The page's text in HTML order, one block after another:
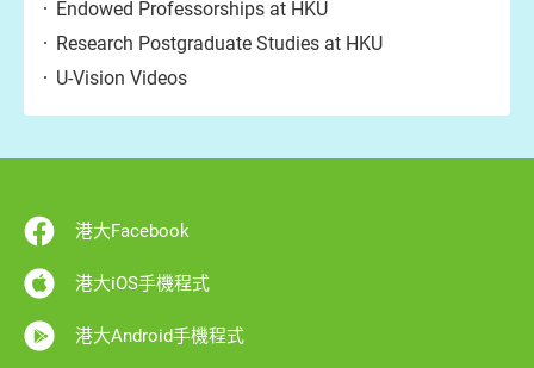
Endowed Professorships at HKU
Research Postgraduate Studies at HKU
U-Vision Videos
港大Facebook
港大iOS手機程式
港大Android手機程式